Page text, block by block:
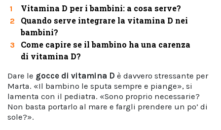
1 Vitamina D per i bambini: a cosa serve?
2
Quando serve integrare la vitamina D nei
bambini?
3
Come capire se il bambino ha una carenza
di vitamina D?
Dare le gocce di vitamina D è davvero stressante per
Marta. «Il bambino le sputa sempre e piange», si
lamenta con il pediatra. «Sono proprio necessarie?
Non basta portarlo al mare e fargli prendere un po’ di
sole?».